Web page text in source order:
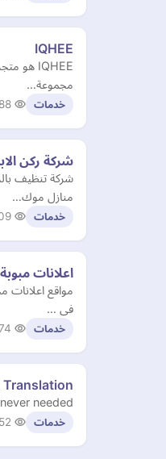
IQHEE
مجموعة…
خدمات
شركة ركن
منازل موك…
خدمات
اعلانات مبوبة
مواقع
فى …
خدمات
Translation
needed.
خدمات